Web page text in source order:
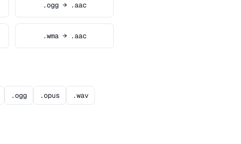
.ogg → .aac
.wma → .aac
.ogg .opus .wav